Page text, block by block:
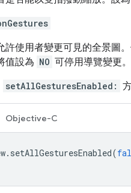
許使用者變更可見的全景圖
值設為 NO 可停用導覽變更。
setAllGesturesEnabled:
Objective-C
. setAllGesturesEnabled(